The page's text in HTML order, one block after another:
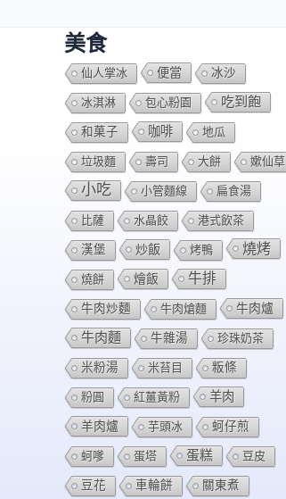
美食
仙人掌冰 便當 冰沙
冰淇淋 包心粉園 吃到飽
和菓子 咖啡 地瓜
垃圾麵 壽司 大餅 嫰仙草
小吃 小管麵線 扁食湯
比薩 水晶餃 港式飲茶
漢堡 炒飯 烤鴨 燒烤
燒餅 燴飯 牛排
牛肉炒麵 牛肉熗麵 牛肉爐
牛肉麵 牛雜湯 珍珠奶茶
米粉湯 米苔目 粄條
粉圓 紅薑黃粉 羊肉
羊肉爐 芋頭冰 蚵仔煎
蚵嗲 蛋塔 蛋糕 豆皮
豆花 車輪餅 關東煮